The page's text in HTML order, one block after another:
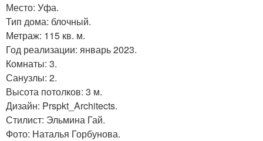
Место: Уфа.
Тип дома: блочный.
Метраж: 115 кв. м.
Год реализации: январь 2023.
Комнаты: 3.
Санузлы: 2.
Высота потолков: 3 м.
Дизайн: Prspkt_Architects.
Стилист: Эльмина Гай.
Фото: Наталья Горбунова.